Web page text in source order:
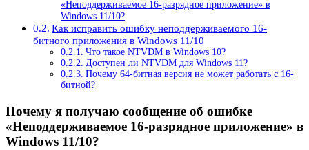
«Неподдерживаемое 16-разрядное приложение» в
Windows 11/10?
Как исправить ошибку неподдерживаемого 16-
битного приложения в Windows 11/10
Что такое NTVDM в Windows 10?
Доступен ли NTVDM для Windows 11?
Почему 64-битная версия не может работать с 16-
битной?
Почему я получаю сообщение об ошибке
«Неподдерживаемое 16-разрядное приложение» в
Windows 11/10?